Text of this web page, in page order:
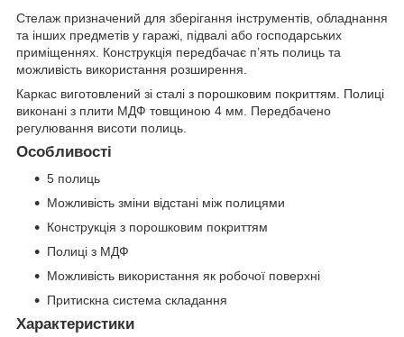
Стелаж призначений для зберігання інструментів, обладнання
та інших предметів у гаражі, підвалі або господарських
приміщеннях. Конструкція передбачає п’ять полиць та
можливість використання розширення.
Каркас виготовлений зі сталі з порошковим покриттям. Полиці
виконані з плити МДФ товщиною 4 мм. Передбачено
регулювання висоти полиць.
Особливості
5 полиць
Можливість зміни відстані між полицями
Конструкція з порошковим покриттям
Полиці з МДФ
Можливість використання як робочої поверхні
Притискна система складання
Характеристики